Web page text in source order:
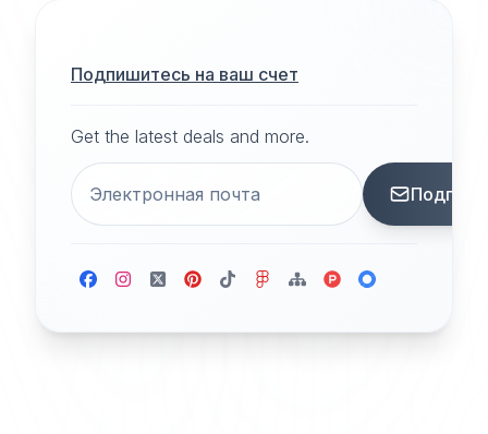
Подпишитесь на ваш счет
Get the latest deals and more.